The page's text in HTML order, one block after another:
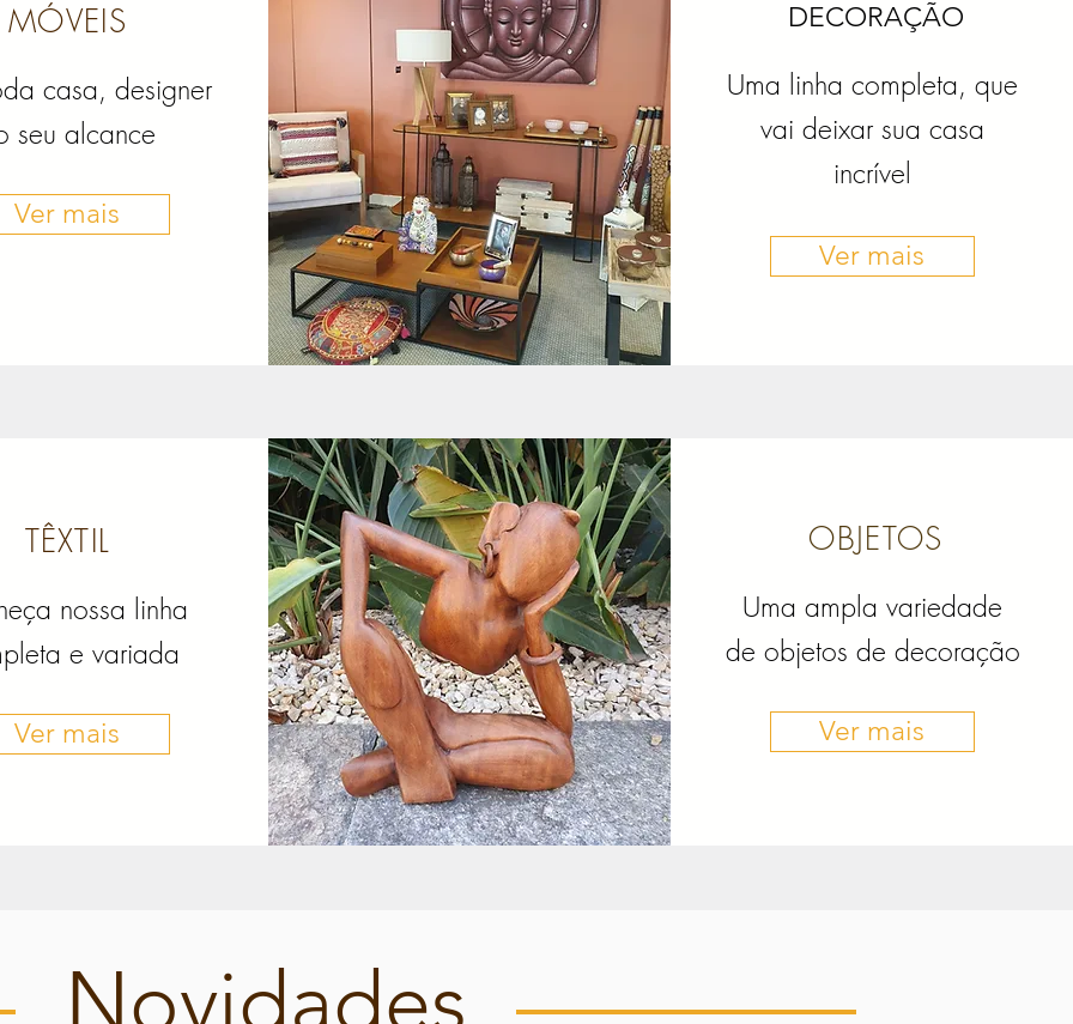
MÓVEIS
casa, designer
seu alcance
Ver mais
DECORAÇÃO
Uma linha completa, que
vai deixar sua casa
incrível
Ver mais
TÊXTIL
nossa linha
e variada
Ver mais
OBJETOS
Uma ampla variedade
de objetos de decoração
Ver mais
Novidades